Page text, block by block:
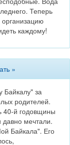
Теперь
каждому!
»
Байкалу" за
родителей.
40-й годовщины
мечтали.
Байкала". Его